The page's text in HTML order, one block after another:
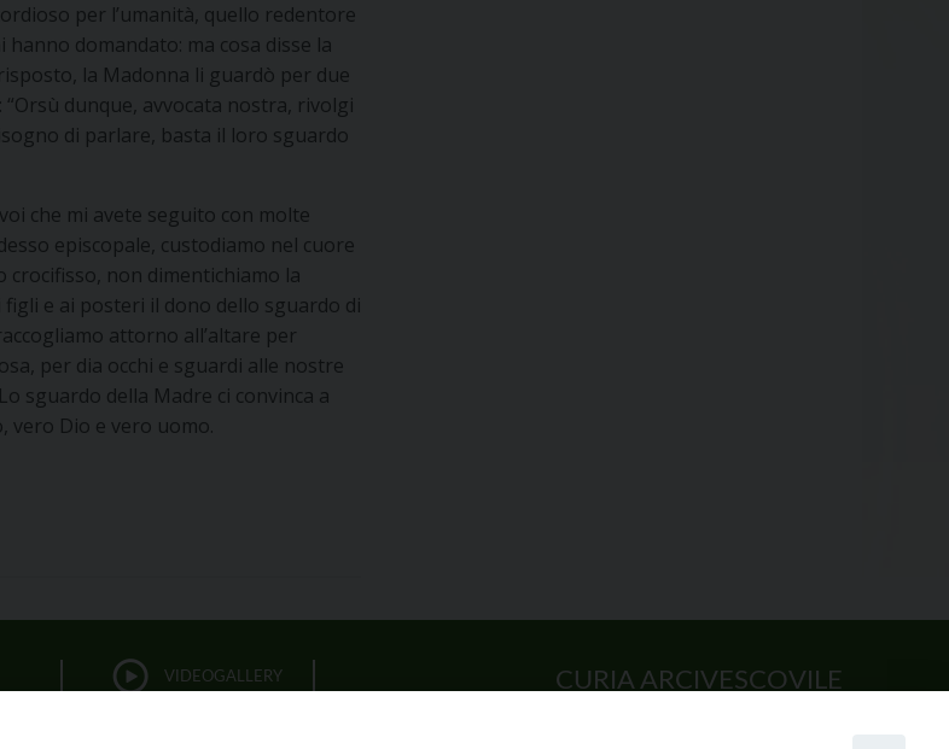
per l’umanità, quello redentore
domandato: ma cosa disse la
la Madonna li guardò per due
: “Orsù dunque, avvocata nostra, rivolgi
di parlare, basta il loro sguardo
che mi avete seguito con molte
episcopale, custodiamo nel cuore
crocifisso, non dimentichiamo la
e ai posteri il dono dello sguardo di
attorno all’altare per
per dia occhi e sguardi alle nostre
sguardo della Madre ci convinca a
vero Dio e vero uomo.
VIDEOGALLERY CURIA ARCIVESCOVILE